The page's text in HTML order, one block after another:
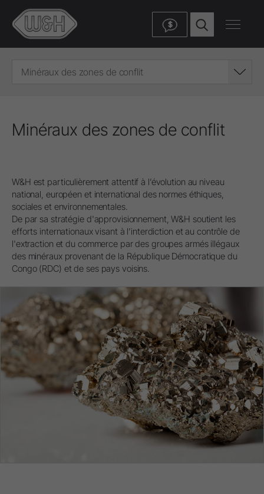
$
Minéraux des zones de conflit
Minéraux des zones de conflit
W&H est particulièrement attentif à l’évolution au niveau
national, européen et international des normes éthiques,
sociales et environnementales.
De par sa stratégie d'approvisionnement, W&H soutient les
efforts internationaux visant à l’interdiction et au contrôle de
l'extraction et du commerce par des groupes armés illégaux
des minéraux provenant de la République Démocratique du
Congo (RDC) et de ses pays voisins.